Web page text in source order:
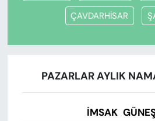
ÇAVDARHİSAR
PAZARLAR AYLIK
İMSAK